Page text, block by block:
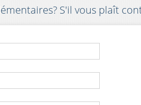
S'il vous plaît